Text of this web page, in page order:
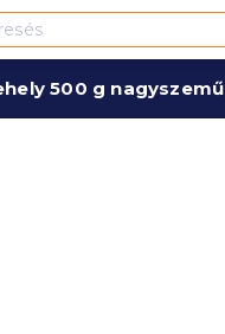
500 g nagyszemű